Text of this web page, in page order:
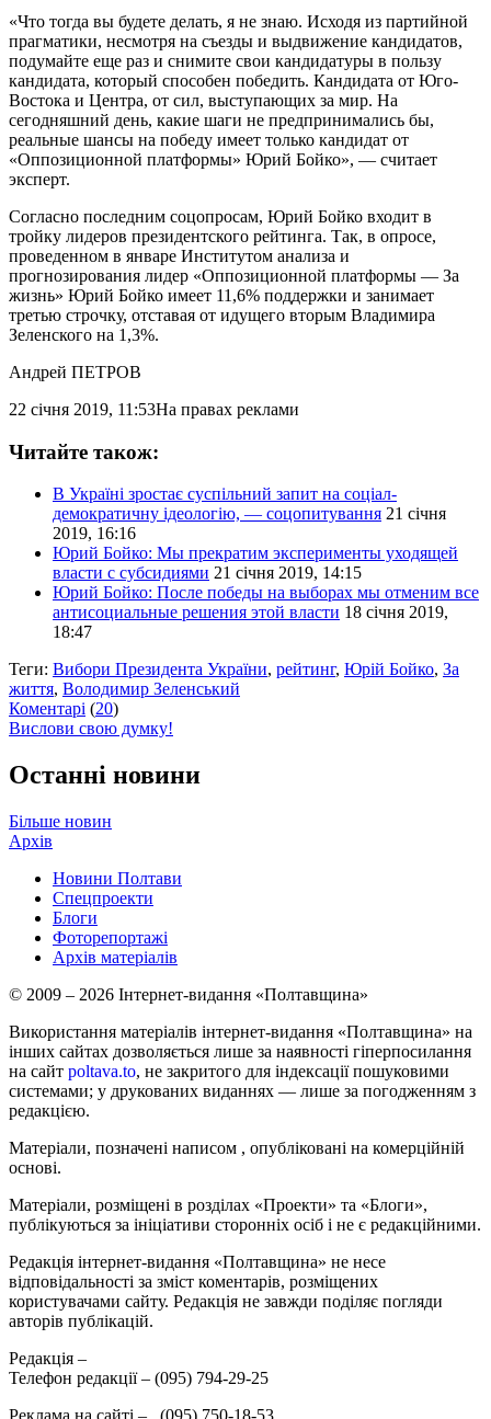
«Что тогда вы будете делать, я не знаю. Исходя из партийной
прагматики, несмотря на съезды и выдвижение кандидатов,
подумайте еще раз и снимите свои кандидатуры в пользу
кандидата, который способен победить. Кандидата от Юго-
Востока и Центра, от сил, выступающих за мир. На
сегодняшний день, какие шаги не предпринимались бы,
реальные шансы на победу имеет только кандидат от
«Оппозиционной платформы» Юрий Бойко», — считает
эксперт.
Согласно последним соцопросам, Юрий Бойко входит в
тройку лидеров президентского рейтинга. Так, в опросе,
проведенном в январе Институтом анализа и
прогнозирования лидер «Оппозиционной платформы — За
жизнь» Юрий Бойко имеет 11,6% поддержки и занимает
третью строчку, отставая от идущего вторым Владимира
Зеленского на 1,3%.
Андрей ПЕТРОВ
22 січня 2019, 11:53На правах реклами
Читайте також:
В Україні зростає суспільний запит на соціал-
демократичну ідеологію, — соцопитування 21 січня
2019, 16:16
Юрий Бойко: Мы прекратим эксперименты уходящей
власти с субсидиями 21 січня 2019, 14:15
Юрий Бойко: После победы на выборах мы отменим все
антисоциальные решения этой власти 18 січня 2019,
18:47
Теги: Вибори Президента України, рейтинг, Юрій Бойко, За
життя, Володимир Зеленський
Коментарі (20)
Вислови свою думку!
Останні новини
Більше новин
Архів
Новини Полтави
Спецпроекти
Блоги
Фоторепортажі
Архів матеріалів
© 2009 – 2026 Інтернет-видання «Полтавщина»
Використання матеріалів інтернет-видання «Полтавщина» на
інших сайтах дозволяється лише за наявності гіперпосилання
на сайт poltava.to, не закритого для індексації пошуковими
системами; у друкованих виданнях — лише за погодженням з
редакцією.
Матеріали, позначені написом , опубліковані на комерційній
основі.
Матеріали, розміщені в розділах «Проекти» та «Блоги»,
публікуються за ініціативи сторонніх осіб і не є редакційними.
Редакція інтернет-видання «Полтавщина» не несе
відповідальності за зміст коментарів, розміщених
користувачами сайту. Редакція не завжди поділяє погляди
авторів публікацій.
Редакція –
Телефон редакції – (095) 794-29-25
Реклама на сайті –
(095) 750-18-53